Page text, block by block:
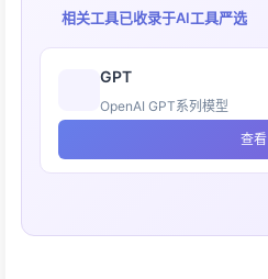
相关工具已收录于AI工具严选
GPT
OpenAI GPT系列模型
查看